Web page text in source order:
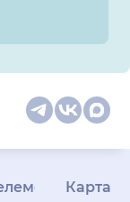
Карта